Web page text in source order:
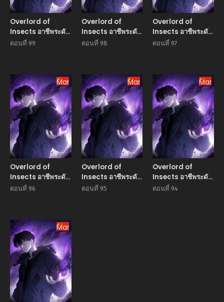
Overlord of
Insects อาชีพระดับ
เทพ เจ้าแห่งแมลงภัย
ตอนที่ 99
Overlord of
Insects อาชีพระดับ
เทพ เจ้าแห่งแมลงภัย
ตอนที่ 98
Overlord of
Insects อาชีพระดับ
เทพ เจ้าแห่งแมลงภัย
ตอนที่ 97
Manhua
Overlord of
Insects อาชีพระดับ
เทพ เจ้าแห่งแมลงภัย
ตอนที่ 96
Manhua
Overlord of
Insects อาชีพระดับ
เทพ เจ้าแห่งแมลงภัย
ตอนที่ 95
Overlord of
Insects อาชีพระดับ
เทพ เจ้าแห่งแมลงภัย
ตอนที่ 94
Manhua